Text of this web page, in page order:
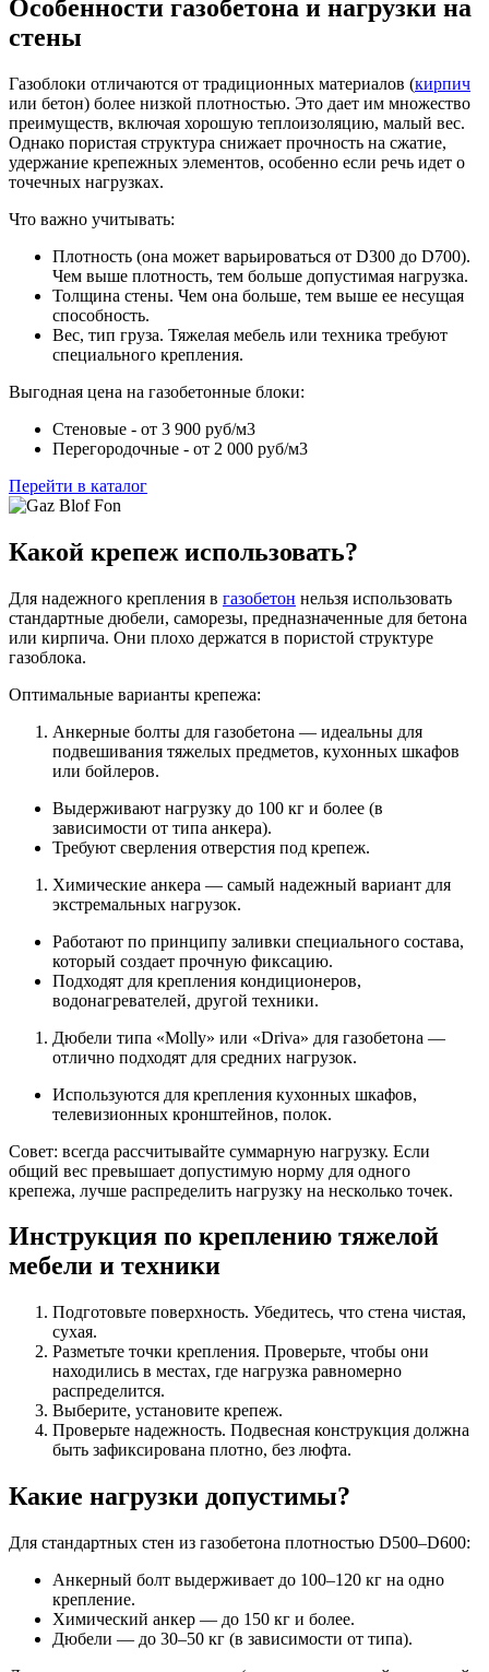
Особенности газобетона и нагрузки на
стены
Газоблоки отличаются от традиционных материалов (кирпич
или бетон) более низкой плотностью. Это дает им множество
преимуществ, включая хорошую теплоизоляцию, малый вес.
Однако пористая структура снижает прочность на сжатие,
удержание крепежных элементов, особенно если речь идет о
точечных нагрузках.
Что важно учитывать:
Плотность (она может варьироваться от D300 до D700).
Чем выше плотность, тем больше допустимая нагрузка.
Толщина стены. Чем она больше, тем выше ее несущая
способность.
Вес, тип груза. Тяжелая мебель или техника требуют
специального крепления.
Выгодная цена на газобетонные блоки:
Стеновые - от 3 900 руб/м3
Перегородочные - от 2 000 руб/м3
Перейти в каталог
Какой крепеж использовать?
Для надежного крепления в газобетон нельзя использовать
стандартные дюбели, саморезы, предназначенные для бетона
или кирпича. Они плохо держатся в пористой структуре
газоблока.
Оптимальные варианты крепежа:
Анкерные болты для газобетона — идеальны для
подвешивания тяжелых предметов, кухонных шкафов
или бойлеров.
Выдерживают нагрузку до 100 кг и более (в
зависимости от типа анкера).
Требуют сверления отверстия под крепеж.
Химические анкера — самый надежный вариант для
экстремальных нагрузок.
Работают по принципу заливки специального состава,
который создает прочную фиксацию.
Подходят для крепления кондиционеров,
водонагревателей, другой техники.
Дюбели типа «Molly» или «Driva» для газобетона —
отлично подходят для средних нагрузок.
Используются для крепления кухонных шкафов,
телевизионных кронштейнов, полок.
Совет: всегда рассчитывайте суммарную нагрузку. Если
общий вес превышает допустимую норму для одного
крепежа, лучше распределить нагрузку на несколько точек.
Инструкция по креплению тяжелой
мебели и техники
Подготовьте поверхность. Убедитесь, что стена чистая,
сухая.
Разметьте точки крепления. Проверьте, чтобы они
находились в местах, где нагрузка равномерно
распределится.
Выберите, установите крепеж.
Проверьте надежность. Подвесная конструкция должна
быть зафиксирована плотно, без люфта.
Какие нагрузки допустимы?
Для стандартных стен из газобетона плотностью D500–D600:
Анкерный болт выдерживает до 100–120 кг на одно
крепление.
Химический анкер — до 150 кг и более.
Дюбели — до 30–50 кг (в зависимости от типа).